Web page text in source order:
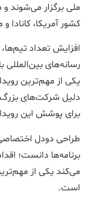
ملی برگزار می‌شوند
کشور آمریکا،
افزایش تعداد
رسانه‌های
یکی از مهم‌ترین
دلیل شرکت‌های بزرگ
برای پوشش این
طراحی دودل
برنامه‌ها دانست؛
می‌کند یکی از
است.